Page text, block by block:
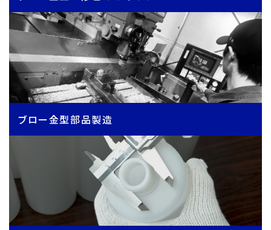
ブロー金型部品製造